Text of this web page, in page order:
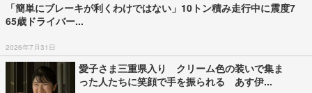
「簡単にブレーキが利くわけではない」10トン積み走行中に震度7
65歳ドライバー...
2026年7月31日
愛子さま三重県入り クリーム色の装いで集ま
った人たちに笑顔で手を振られる あす伊...